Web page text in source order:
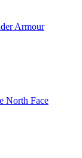
Armour
North Face